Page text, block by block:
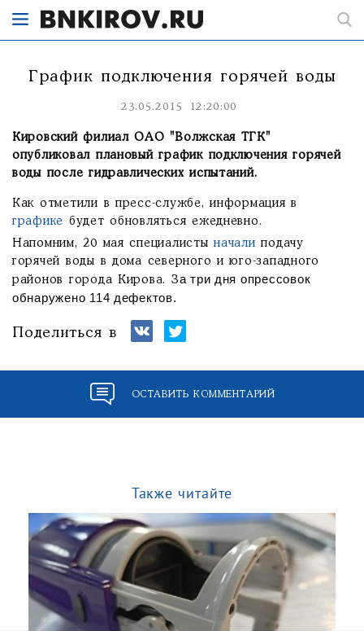
График подключения горячей воды
23.05.2015 12:20:00
Кировский филиал ОАО "Волжская ТГК"
опубликовал плановый график подключения горячей
воды после гидравлических испытаний.
Как отметили в пресс-службе, информация в
графике будет обновляться ежедневно.
Напомним, 20 мая специалистыначалиподачу
горячей воды в дома северного и юго-западного
районов города Кирова. За три дня опрессовок
обнаружено 114 дефектов.
Поделиться в
ОСТАВИТЬ КОММЕНТАРИЙ
Также читайте